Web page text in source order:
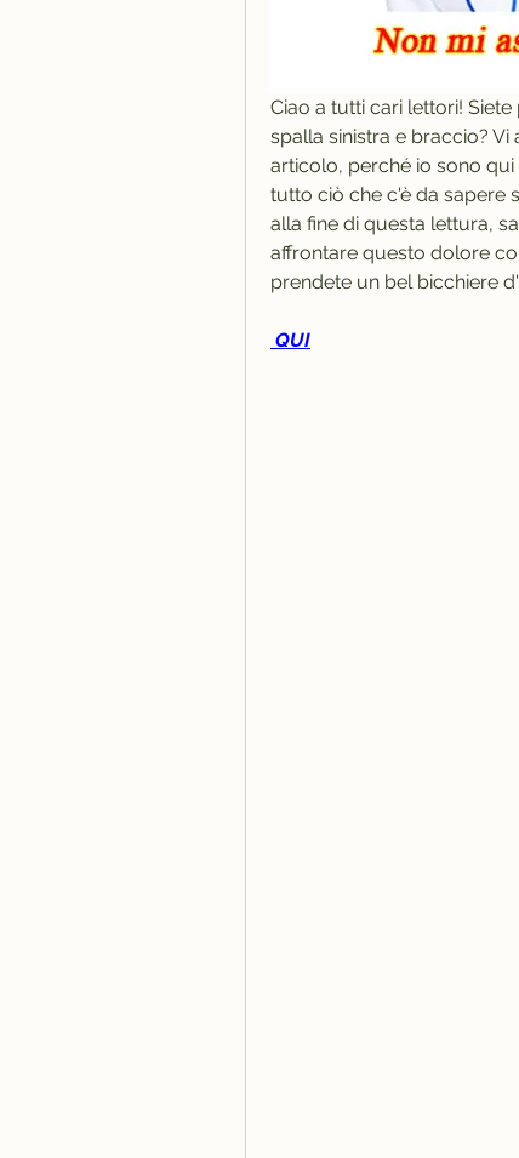
Ciao a tutti cari lettori!
spalla sinistra e braccio?
articolo, perché io sono
tutto ciò che c'è da sapere
alla fine di questa lettura,
affrontare questo dolore
prendete un bel bicchiere
QUI